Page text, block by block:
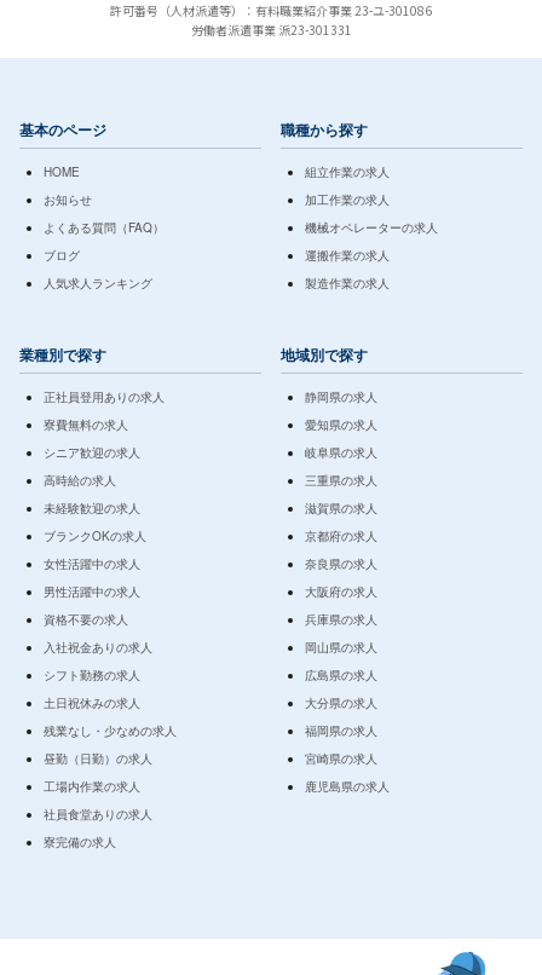
許可番号（人材派遣等）：有料職業紹介事業 23-ユ-301086
労働者派遣事業 派23-301331
基本のページ
HOME
お知らせ
よくある質問（FAQ）
ブログ
人気求人ランキング
職種から探す
組立作業の求人
加工作業の求人
機械オペレーターの求人
運搬作業の求人
製造作業の求人
業種別で探す
正社員登用ありの求人
寮費無料の求人
シニア歓迎の求人
高時給の求人
未経験歓迎の求人
ブランクOKの求人
女性活躍中の求人
男性活躍中の求人
資格不要の求人
入社祝金ありの求人
シフト勤務の求人
土日祝休みの求人
残業なし・少なめの求人
昼勤（日勤）の求人
工場内作業の求人
社員食堂ありの求人
寮完備の求人
地域別で探す
静岡県の求人
愛知県の求人
岐阜県の求人
三重県の求人
滋賀県の求人
京都府の求人
奈良県の求人
大阪府の求人
兵庫県の求人
岡山県の求人
広島県の求人
大分県の求人
福岡県の求人
宮崎県の求人
鹿児島県の求人